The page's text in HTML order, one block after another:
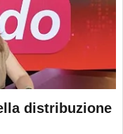
distribuzione